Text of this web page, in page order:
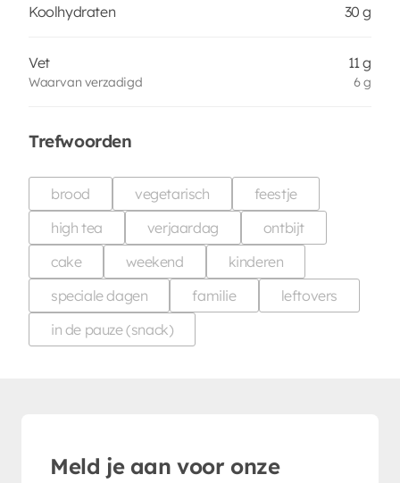
Koolhydraten 30 g
Vet 11 g
Waarvan verzadigd 6 g
Trefwoorden
brood vegetarisch
feestje
high tea
verjaardag
ontbijt
cake
weekend
kinderen
speciale dagen
familie
leftovers
in de pauze (snack)
Meld je aan voor onze